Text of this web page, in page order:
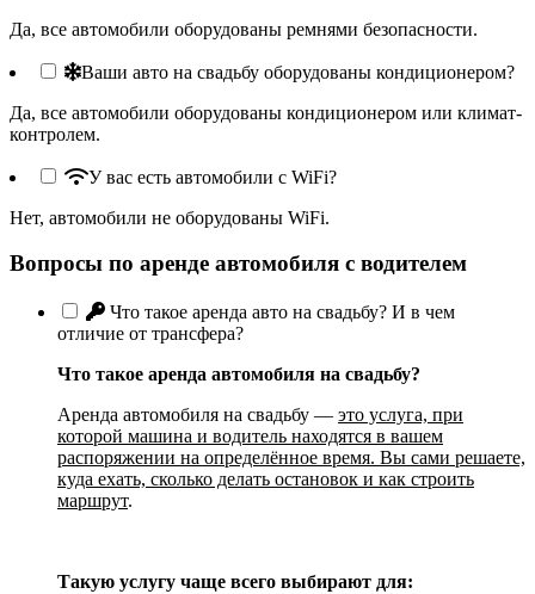
Да, все автомобили оборудованы ремнями безопасности.
Ваши авто на свадьбу оборудованы кондиционером?
Да, все автомобили оборудованы кондиционером или климат-
контролем.
У вас есть автомобили с WiFi?
Нет, автомобили не оборудованы WiFi.
Вопросы по аренде автомобиля с водителем
Что такое аренда авто на свадьбу? И в чем
отличие от трансфера?
Что такое аренда автомобиля на свадьбу?
Аренда автомобиля на свадьбу — это услуга, при
которой машина и водитель находятся в вашем
распоряжении на определённое время. Вы сами решаете,
куда ехать, сколько делать остановок и как строить
маршрут.
Такую услугу чаще всего выбирают для: